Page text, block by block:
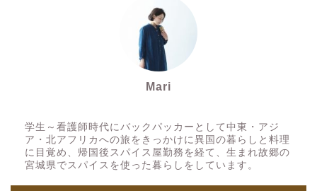
Mari
学生～看護師時代にバックパッカーとして中東・アジ
ア・北アフリカへの旅をきっかけに異国の暮らしと料理
に目覚め、帰国後スパイス屋勤務を経て、生まれ故郷の
宮城県でスパイスを使った暮らしをしています。